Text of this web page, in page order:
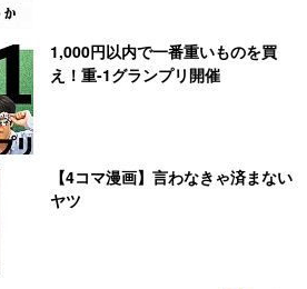
1,000円以内で一番重いものを買
え！重-1グランプリ開催
【4コマ漫画】言わなきゃ済まない
ヤツ